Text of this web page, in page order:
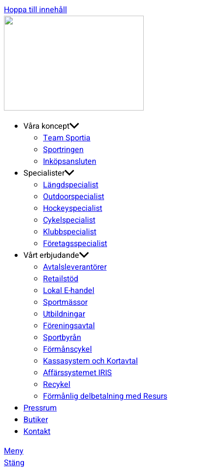
Hoppa till innehåll
Våra koncept
Team Sportia
Sportringen
Inköpsansluten
Specialister
Längdspecialist
Outdoorspecialist
Hockeyspecialist
Cykelspecialist
Klubbspecialist
Företagsspecialist
Vårt erbjudande
Avtalsleverantörer
Retailstöd
Lokal E-handel
Sportmässor
Utbildningar
Föreningsavtal
Sportbyrån
Förmånscykel
Kassasystem och Kortavtal
Affärssystemet IRIS
Recykel
Förmånlig delbetalning med Resurs
Pressrum
Butiker
Kontakt
Meny
Stäng